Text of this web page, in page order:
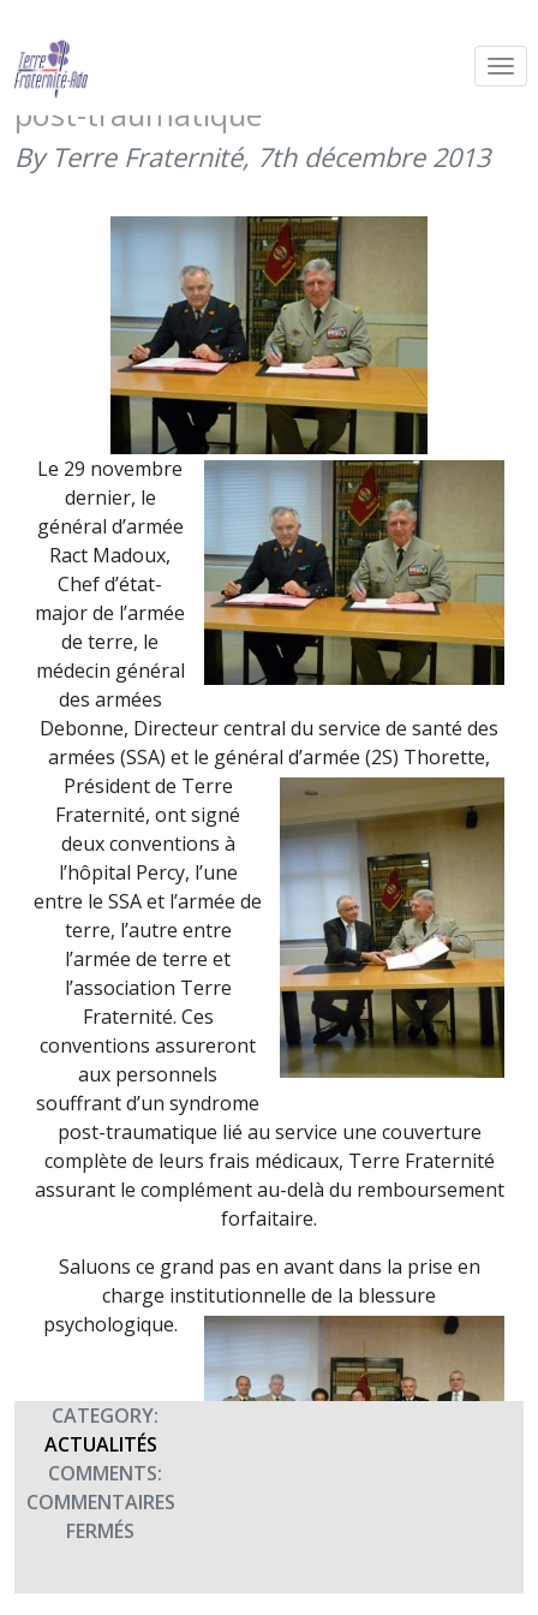
Signature des conventions avec le
SSA sur le traitement du syndrome
post-traumatique
By Terre Fraternité, 7th décembre 2013
Le 29 novembre
dernier, le
général d’armée
Ract Madoux,
Chef d’état-
major de l’armée
de terre, le
médecin général
des armées
Debonne, Directeur central du service de santé des
armées (SSA) et le général d’armée (2S) Thorette,
Président de Terre
Fraternité, ont signé
deux conventions à
l’hôpital Percy, l’une
entre le SSA et l’armée de
terre, l’autre entre
l’armée de terre et
l’association Terre
Fraternité. Ces
conventions assureront
aux personnels
souffrant d’un syndrome
post-traumatique lié au service une couverture
complète de leurs frais médicaux, Terre Fraternité
assurant le complément au-delà du remboursement
forfaitaire.
Saluons ce grand pas en avant dans la prise en
charge institutionnelle de la blessure
psychologique.
CATEGORY:
ACTUALITÉS
COMMENTS:
COMMENTAIRES
FERMÉS
DES